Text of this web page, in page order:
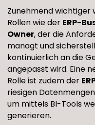
Zunehmend wichtiger
Rollen wie der ERP-
Owner, der die
managt und
kontinuierlich an die
angepasst wird. Eine
Rolle ist zudem der
riesigen
um mittels BI-Tools
generieren.